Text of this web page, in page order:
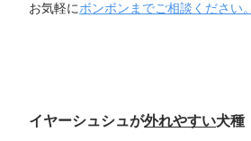
お気軽にボンボンまでご相談ください。
イヤーシュシュが外れやすい犬種